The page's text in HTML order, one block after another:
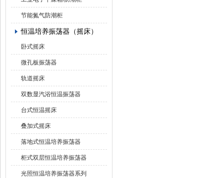
节能氮气防潮柜
恒温培养振荡器（摇床）
卧式摇床
微孔板振荡器
轨道摇床
双数显汽浴恒温振荡器
台式恒温摇床
叠加式摇床
落地式恒温培养振荡器
柜式双层恒温培养振荡器
光照恒温培养振荡器系列